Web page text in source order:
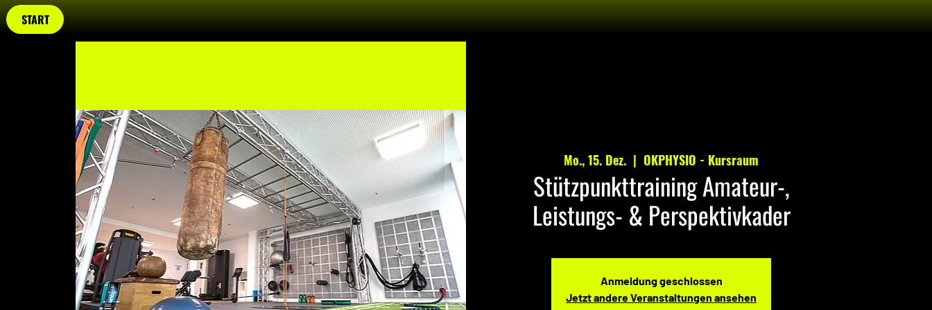
START
Mo., 15. Dez.
  |
OKPHYSIO - Kursraum
Stützpunkttraining Amateur-,
Leistungs- & Perspektivkader
Anmeldung geschlossen
Jetzt andere Veranstaltungen ansehen